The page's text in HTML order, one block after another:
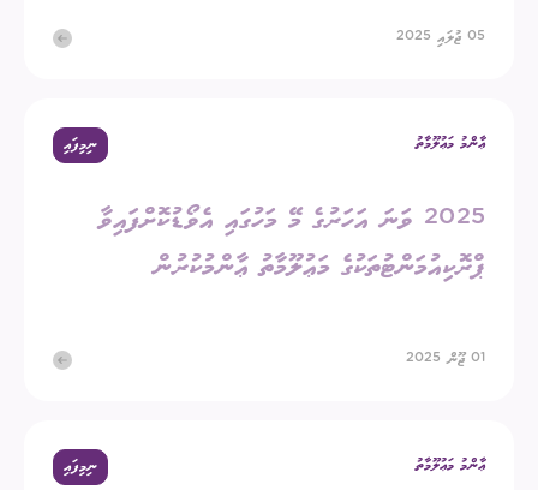
05 ޖުލައި 2025
ޢާންމު މަޢުލޫމާތު ނިމިފައި
2025 ވަނަ އަހަރުގެ މޭ މަހުގައި އެވޯޑުކޮށްފައިވާ
ޕްރޮކިއުމަންޓުތަކުގެ މަޢުލޫމާތު ޢާންމުކުރުން
01 ޖޫން 2025
ޢާންމު މަޢުލޫމާތު ނިމިފައި